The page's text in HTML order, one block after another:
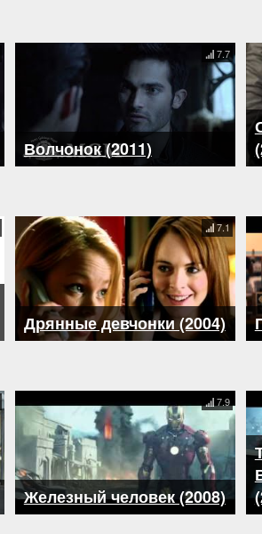
Волчонок (2011)
7.7
Дрянные девчонки (2004)
7.1
Железный человек (2008)
7.9